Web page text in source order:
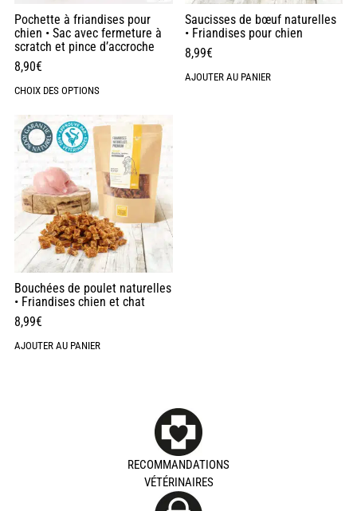
Pochette à friandises pour
chien • Sac avec fermeture à
scratch et pince d’accroche
8,90€
CHOIX DES OPTIONS
Saucisses de bœuf naturelles
• Friandises pour chien
8,99€
AJOUTER AU PANIER
Bouchées de poulet naturelles
• Friandises chien et chat
8,99€
AJOUTER AU PANIER
RECOMMANDATIONS
VÉTÉRINAIRES